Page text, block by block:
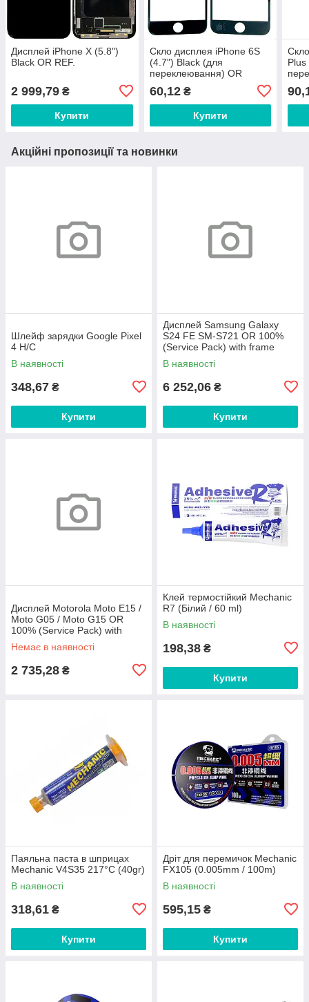
Дисплей iPhone X (5.8")
Black OR REF.
2 999,79 ₴
Купити
Скло дисплея iPhone 6S
(4.7") Black (для
переклеювання) OR
60,12₴
Купити
Акційні пропозиції та новинки
Шлейф зарядки Google Pixel
4 H/C
В наявності
348,67 ₴
Купити
Дисплей Samsung Galaxy
S24 FE SM-S721 OR 100%
(Service Pack) with frame
Graphite
В наявності
6 252,06 ₴
Купити
Дисплей Motorola Moto E15 /
Moto G05 / Moto G15 OR
100% (Service Pack) with
frame Black
Немає в наявності
2 735,28 ₴
Клей термостійкий Mechanic
R7 (Білий / 60 ml)
В наявності
198,38 ₴
Купити
Паяльна паста в шприцах
Mechanic V4S35 217°C (40gr)
В наявності
318,61 ₴
Купити
Дріт для перемичок Mechanic
FX105 (0.005mm / 100m)
В наявності
595,15 ₴
Купити